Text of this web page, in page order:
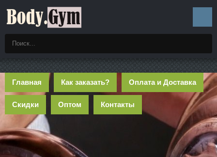
Главная Как заказать? Оплата и Доставка
Скидки Оптом Контакты